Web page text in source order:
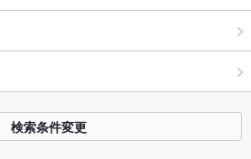
検索条件変更